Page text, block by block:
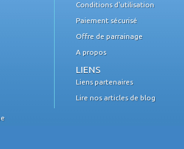
Conditions d'utilisation
Paiement sécurisé
Offre de parrainage
A propos
LIENS
Liens partenaires
Lire nos articles de blog